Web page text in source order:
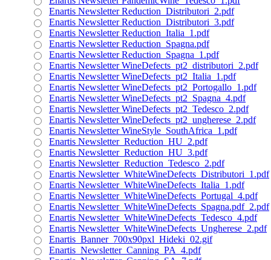
Enartis Newsletter Reduction_Distributori_2.pdf
Enartis Newsletter Reduction_Distributori_3.pdf
Enartis Newsletter Reduction_Italia_1.pdf
Enartis Newsletter Reduction_Spagna.pdf
Enartis Newsletter Reduction_Spagna_1.pdf
Enartis Newsletter WineDefects_pt2_distributori_2.pdf
Enartis Newsletter WineDefects_pt2_Italia_1.pdf
Enartis Newsletter WineDefects_pt2_Portogallo_1.pdf
Enartis Newsletter WineDefects_pt2_Spagna_4.pdf
Enartis Newsletter WineDefects_pt2_Tedesco_2.pdf
Enartis Newsletter WineDefects_pt2_ungherese_2.pdf
Enartis Newsletter WineStyle_SouthAfrica_1.pdf
Enartis Newsletter_Reduction_HU_2.pdf
Enartis Newsletter_Reduction_HU_3.pdf
Enartis Newsletter_Reduction_Tedesco_2.pdf
Enartis Newsletter_WhiteWineDefects_Distributori_1.pdf
Enartis Newsletter_WhiteWineDefects_Italia_1.pdf
Enartis Newsletter_WhiteWineDefects_Portugal_4.pdf
Enartis Newsletter_WhiteWineDefects_Spagna.pdf_2.pdf
Enartis Newsletter_WhiteWineDefects_Tedesco_4.pdf
Enartis Newsletter_WhiteWineDefects_Ungherese_2.pdf
Enartis_Banner_700x90pxl_Hideki_02.gif
Enartis_Newsletter_Canning_PA_4.pdf